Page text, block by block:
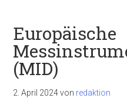
Europäische
(MID)
2. April 2024von redaktion